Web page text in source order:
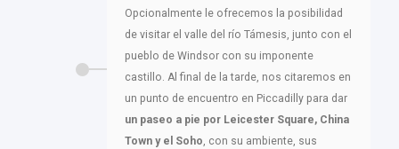
Opcionalmente le ofrecemos la posibilidad
de visitar el valle del río Támesis, junto con el
pueblo de Windsor con su imponente
castillo. Al final de la tarde, nos citaremos en
un punto de encuentro en Piccadilly para dar
un paseo a pie por Leicester Square, China
Town y el Soho, con su ambiente, sus